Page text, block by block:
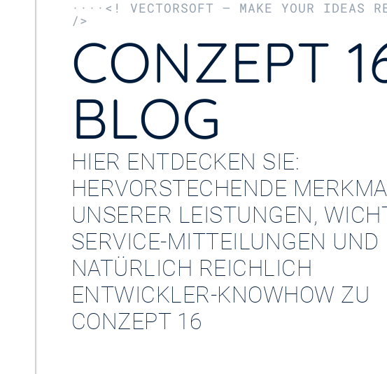
····<! VECTORSOFT – MAKE YOUR IDEAS
/>
CONZEPT
BLOG
HIER ENTDECKEN SIE:
HERVORSTECHENDE
UNSERER LEISTUNGEN,
SERVICE-MITTEILUNGEN UND
NATÜRLICH REICHLICH
ENTWICKLER-KNOWHOW ZU
CONZEPT 16